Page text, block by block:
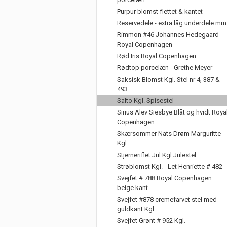
Purpur blomst flettet & kantet
Reservedele - extra låg underdele mm
Rimmon #46 Johannes Hedegaard
Royal Copenhagen
Rød Iris Royal Copenhagen
Rødtop porcelæn - Grethe Meyer
Saksisk Blomst Kgl. Stel nr 4, 387 &
493
Salto Kgl. Spisestel
Sirius Alev Siesbye Blåt og hvidt
Copenhagen
Skærsommer Nats Drøm Marguritte
Kgl.
Stjerneriflet Jul Kgl Julestel
Strøblomst Kgl. - Let Henriette # 482
Svejfet # 788 Royal Copenhagen
beige kant
Svejfet #878 cremefarvet stel med
guldkant Kgl.
Svejfet Grønt # 952 Kgl.